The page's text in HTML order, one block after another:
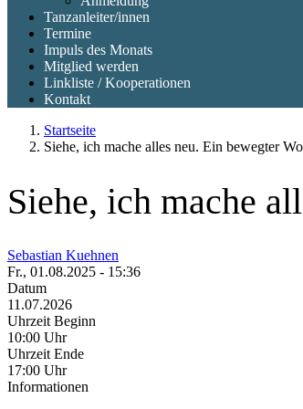
Tanzanleiter/innen
Termine
Impuls des Monats
Mitglied werden
Linkliste / Kooperationen
Kontakt
Startseite
Siehe, ich mache alles neu. Ein bewegter
Siehe, ich mache
Sebastian Kuehnen
Fr., 01.08.2025 - 15:36
Datum
11.07.2026
Uhrzeit Beginn
10:00 Uhr
Uhrzeit Ende
17:00 Uhr
Informationen